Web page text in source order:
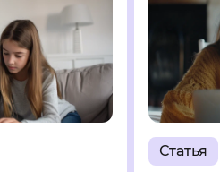
Статья